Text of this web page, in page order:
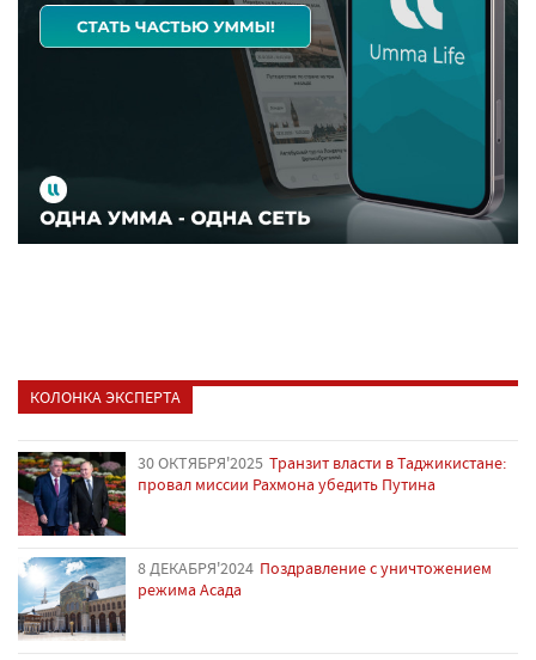
КОЛОНКА ЭКСПЕРТА
30 ОКТЯБРЯ'2025 Транзит власти в Таджикистане:
провал миссии Рахмона убедить Путина
8 ДЕКАБРЯ'2024 Поздравление с уничтожением
режима Асада